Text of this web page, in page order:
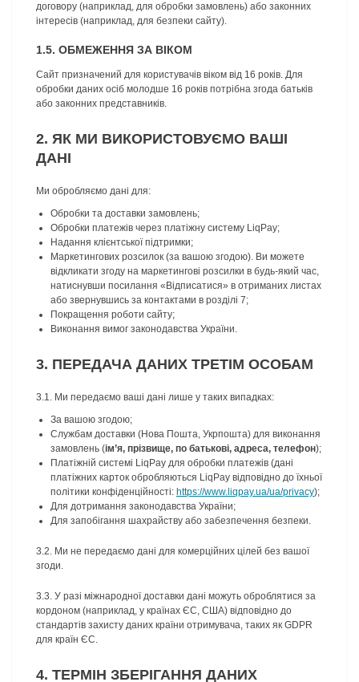
договору (наприклад, для обробки замовлень) або законних
інтересів (наприклад, для безпеки сайту).
1.5. ОБМЕЖЕННЯ ЗА ВІКОМ
Сайт призначений для користувачів віком від 16 років. Для
обробки даних осіб молодше 16 років потрібна згода батьків
або законних представників.
2. ЯК МИ ВИКОРИСТОВУЄМО ВАШІ
ДАНІ
Ми обробляємо дані для:
Обробки та доставки замовлень;
Обробки платежів через платіжну систему LiqPay;
Надання клієнтської підтримки;
Маркетингових розсилок (за вашою згодою). Ви можете
відкликати згоду на маркетингові розсилки в будь-який час,
натиснувши посилання «Відписатися» в отриманих листах
або звернувшись за контактами в розділі 7;
Покращення роботи сайту;
Виконання вимог законодавства України.
3. ПЕРЕДАЧА ДАНИХ ТРЕТІМ ОСОБАМ
3.1. Ми передаємо ваші дані лише у таких випадках:
За вашою згодою;
Службам доставки (Нова Пошта, Укрпошта) для виконання
замовлень (ім’я, прізвище, по батькові, адреса, телефон);
Платіжній системі LiqPay для обробки платежів (дані
платіжних карток обробляються LiqPay відповідно до їхньої
політики конфіденційності: https://www.liqpay.ua/ua/privacy);
Для дотримання законодавства України;
Для запобігання шахрайству або забезпечення безпеки.
3.2. Ми не передаємо дані для комерційних цілей без вашої
згоди.
3.3. У разі міжнародної доставки дані можуть оброблятися за
кордоном (наприклад, у країнах ЄС, США) відповідно до
стандартів захисту даних країни отримувача, таких як GDPR
для країн ЄС.
4. ТЕРМІН ЗБЕРІГАННЯ ДАНИХ